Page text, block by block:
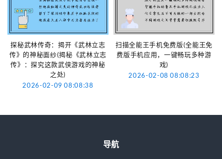
探秘武林传奇：揭开《武林立志
传》的神秘面纱(揭秘《武林立志
传》：探究这款武侠游戏的神秘
之处)
2026-02-09 08:08:38
扫描全能王手机免费版(全能王免
费版手机应用，一键畅玩多种游
戏)
2026-02-08 08:08:23
导航